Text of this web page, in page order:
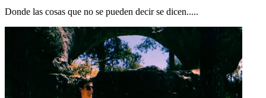
Donde las cosas que no se pueden decir se dicen.....